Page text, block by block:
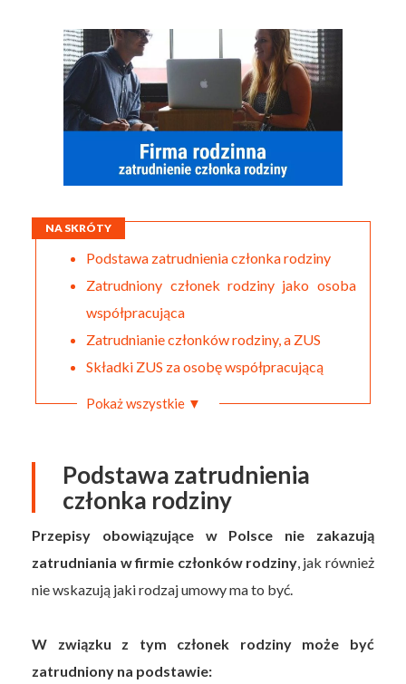
NA SKRÓTY
Podstawa zatrudnienia członka rodziny
Zatrudniony członek rodziny jako osoba
współpracująca
Zatrudnianie członków rodziny, a ZUS
Składki ZUS za osobę współpracującą
Pokaż wszystkie ▼
Podstawa zatrudnienia
członka rodziny
Przepisy obowiązujące w Polsce nie zakazują
zatrudniania w firmie członków rodziny, jak również
nie wskazują jaki rodzaj umowy ma to być.
W związku z tym członek rodziny może być
zatrudniony na podstawie: